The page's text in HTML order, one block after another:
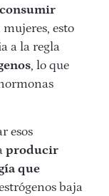
mujeres, esto
a la regla
, lo que
esos
producir
que
baja